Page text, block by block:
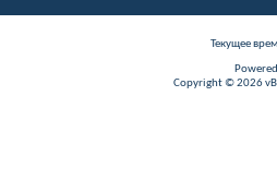
Текущее
Copyright © 2026